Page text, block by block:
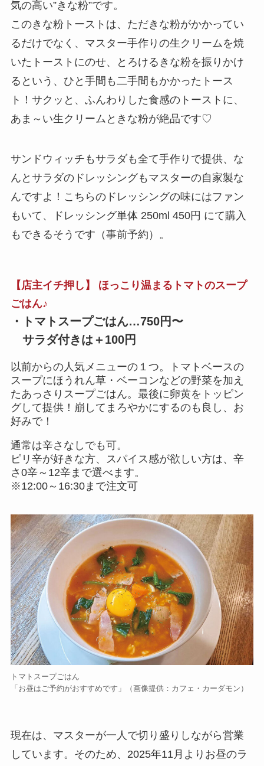
気の高い”きな粉”です。
このきな粉トーストは、ただきな粉がかかってい
るだけでなく、マスター手作りの生クリームを焼
いたトーストにのせ、とろけるきな粉を振りかけ
るという、ひと手間も二手間もかかったトース
ト！サクッと、ふんわりした食感のトーストに、
あま～い生クリームときな粉が絶品です♡
サンドウィッチもサラダも全て手作りで提供、な
んとサラダのドレッシングもマスターの自家製な
んですよ！こちらのドレッシングの味にはファン
もいて、ドレッシング単体 250ml 450円 にて購入
もできるそうです（事前予約）。
【店主イチ押し】 ほっこり温まるトマトのスープ
ごはん♪
・トマトスープごはん…750円〜
サラダ付きは＋100円
以前からの人気メニューの１つ。トマトベースの
スープにほうれん草・ベーコンなどの野菜を加え
たあっさりスープごはん。最後に卵黄をトッピン
グして提供！崩してまろやかにするのも良し、お
好みで！
通常は辛さなしでも可。
ピリ辛が好きな方、スパイス感が欲しい方は、辛
さ0辛～12辛まで選べます。
※12:00～16:30まで注文可
トマトスープごはん
「お昼はご予約がおすすめです」（画像提供：カフェ・カーダモン）
現在は、マスターが一人で切り盛りしながら営業
しています。そのため、2025年11月よりお昼のラ